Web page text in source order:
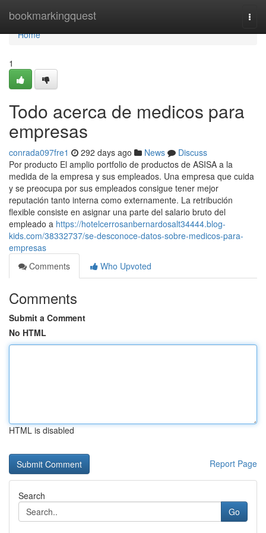
bookmarkingquest
Home
Home
1
Todo acerca de medicos para
empresas
conrada097fre1 292 days ago News
Discuss
Por producto El amplio portfolio de productos de ASISA a la
medida de la empresa y sus empleados. Una empresa que cuida
y se preocupa por sus empleados consigue tener mejor
reputación tanto interna como externamente. La retribución
flexible consiste en asignar una parte del salario bruto del
empleado a https://hotelcerrosanbernardosalt34444.blog-
kids.com/38332737/se-desconoce-datos-sobre-medicos-para-
empresas
Comments
Who Upvoted
Comments
Submit a Comment
No HTML
HTML is disabled
Report Page
Search
Go